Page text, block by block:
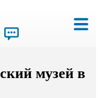
музей в